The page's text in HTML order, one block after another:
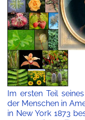
Im ersten Teil
der Menschen in
in New York 1873